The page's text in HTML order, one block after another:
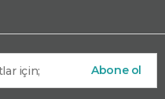
Abone ol